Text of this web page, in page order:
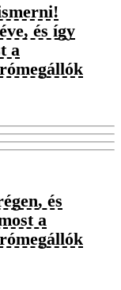
és így
a
és
a